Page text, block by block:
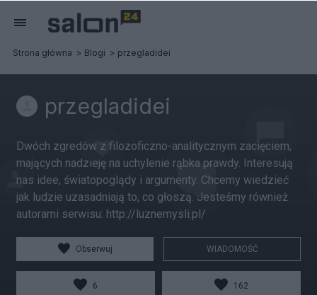
Strona główna Blogi przegladidei
przegladidei
Dwóch zgredów z filozoficzno-analitycznym zacięciem,
mających nadzieję na uchylenie rąbka prawdy. Interesują
nas idee, światopoglądy i argumenty. Chcemy wiedzieć
jak ludzie uzasadniają to, co głoszą. Jesteśmy również
autorami serwisu: http://luznemysli.pl/
Obserwuj WIADOMOŚĆ
6
162